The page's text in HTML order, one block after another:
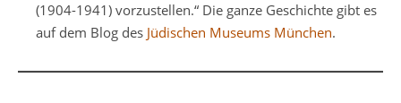
(1904-1941) vorzustellen.“ Die ganze Geschichte gibt es
auf dem Blog des Jüdischen Museums München.